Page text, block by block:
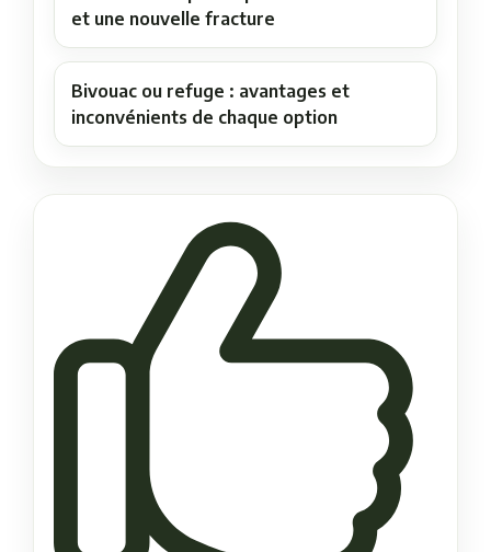
et une nouvelle fracture
Bivouac ou refuge : avantages et
inconvénients de chaque option